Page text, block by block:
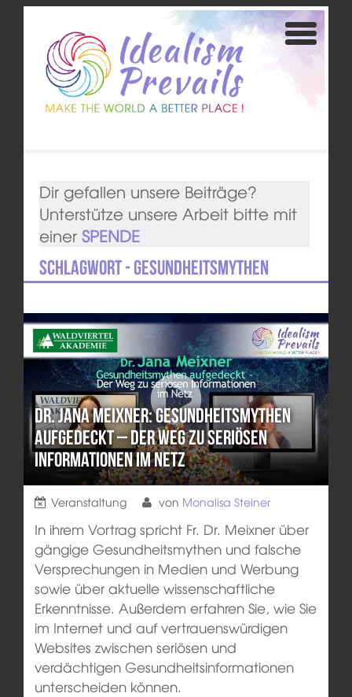
Dir gefallen unsere Beiträge?
Unterstütze unsere Arbeit bitte mit
einer SPENDE
Schlagwort - Gesundheitsmythen
Dr. Jana Meixner: Gesundheitsmythen
aufgedeckt – Der Weg zu seriösen
Informationen im Netz
Veranstaltung von Monalisa Steiner
In ihrem Vortrag spricht Fr. Dr. Meixner über
gängige Gesundheitsmythen und falsche
Versprechungen in Medien und Werbung
sowie über aktuelle wissenschaftliche
Erkenntnisse. Außerdem erfahren Sie, wie Sie
im Internet und auf vertrauenswürdigen
Websites zwischen seriösen und
verdächtigen Gesundheitsinformationen
unterscheiden können.